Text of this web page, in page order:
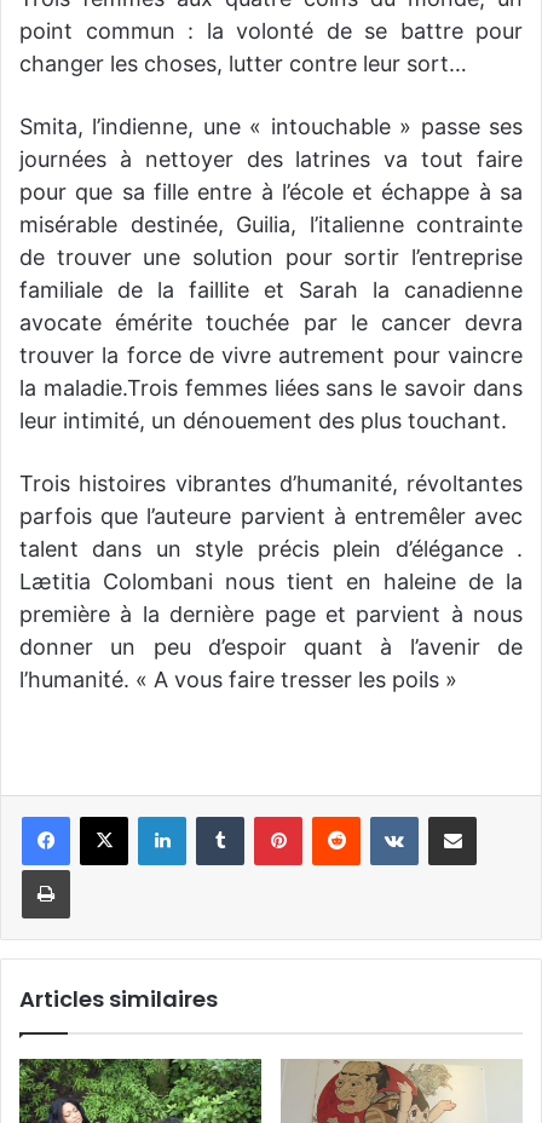
point commun : la volonté de se battre pour
changer les choses, lutter contre leur sort…
Smita, l’indienne, une « intouchable » passe ses
journées à nettoyer des latrines va tout faire
pour que sa fille entre à l’école et échappe à sa
misérable destinée, Guilia, l’italienne contrainte
de trouver une solution pour sortir l’entreprise
familiale de la faillite et Sarah la canadienne
avocate émérite touchée par le cancer devra
trouver la force de vivre autrement pour vaincre
la maladie.Trois femmes liées sans le savoir dans
leur intimité, un dénouement des plus touchant.
Trois histoires vibrantes d’humanité, révoltantes
parfois que l’auteure parvient à entremêler avec
talent dans un style précis plein d’élégance .
Lætitia Colombani nous tient en haleine de la
première à la dernière page et parvient à nous
donner un peu d’espoir quant à l’avenir de
l’humanité. « A vous faire tresser les poils »
LinkedinTumblr PinterestReddit VKontaktePartager par email
Imprimer
Articles similaires